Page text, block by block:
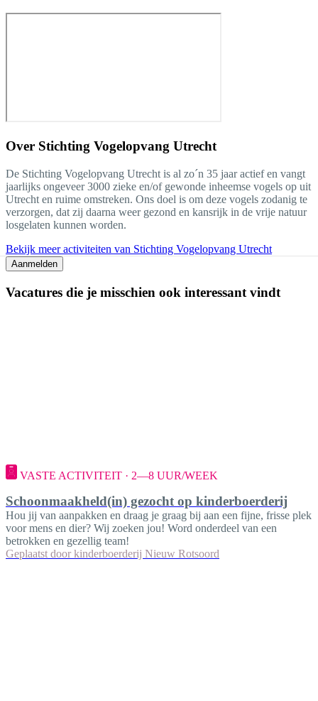
Over Stichting Vogelopvang Utrecht
De Stichting Vogelopvang Utrecht is al zo´n 35 jaar actief en vangt
jaarlijks ongeveer 3000 zieke en/of gewonde inheemse vogels op uit
Utrecht en ruime omstreken. Ons doel is om deze vogels zodanig te
verzorgen, dat zij daarna weer gezond en kansrijk in de vrije natuur
losgelaten kunnen worden.
Bekijk meer activiteiten van Stichting Vogelopvang Utrecht
Aanmelden
Vacatures die je misschien ook interessant vindt
VASTE ACTIVITEIT · 2—8 UUR/WEEK
Schoonmaakheld(in) gezocht op kinderboerderij
Hou jij van aanpakken en draag je graag bij aan een fijne, frisse plek
voor mens en dier? Wij zoeken jou! Word onderdeel van een
betrokken en gezellig team!
Geplaatst door kinderboerderij Nieuw Rotsoord